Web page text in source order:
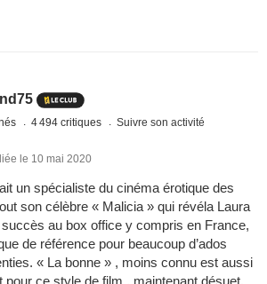
4 494 critiques Suivre son activité
le 10 mai 2020
un spécialiste du cinéma érotique des
son célèbre « Malicia » qui révéla Laura
au box office y compris en France,
de référence pour beaucoup d’ados
« La bonne » , moins connu est aussi
pour ce style de film , maintenant désuet.